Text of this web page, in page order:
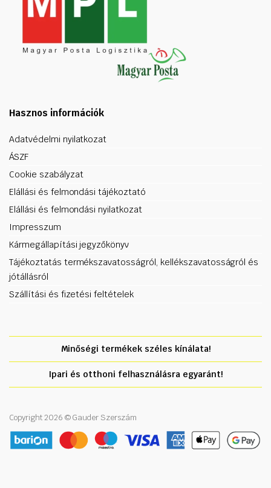
Hasznos információk
Adatvédelmi nyilatkozat
ÁSZF
Cookie szabályzat
Elállási és felmondási tájékoztató
Elállási és felmondási nyilatkozat
Impresszum
Kármegállapítási jegyzőkönyv
Tájékoztatás termékszavatosságról, kellékszavatosságról és
jótállásról
Szállítási és fizetési feltételek
Minőségi termékek széles kínálata!
Ipari és otthoni felhasználásra egyaránt!
Copyright 2026 © Gauder Szerszám